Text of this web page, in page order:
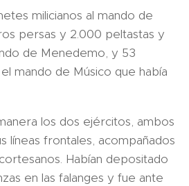
milicianos al mando de
persas y 2.000 peltastas y
de Menedemo, y 53
mando de Músico que había
los dos ejércitos, ambos
líneas frontales, acompañados
Habían depositado
en las falanges y fue ante